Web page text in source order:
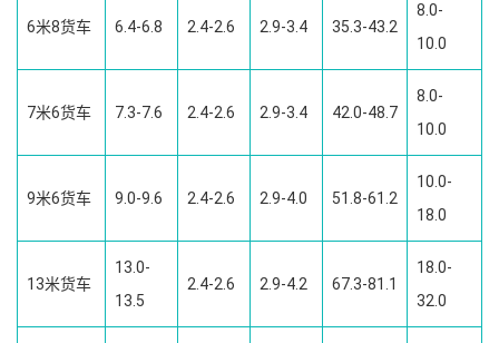
6米8货车 6.4-6.8 2.4-2.6 2.9-3.4 35.3-43.2
8.0-
10.0
7米6货车 7.3-7.6 2.4-2.6 2.9-3.4 42.0-48.7
8.0-
10.0
9米6货车 9.0-9.6 2.4-2.6 2.9-4.0 51.8-61.2
10.0-
18.0
13米货车
13.0-
13.5
2.4-2.6 2.9-4.2 67.3-81.1
18.0-
32.0